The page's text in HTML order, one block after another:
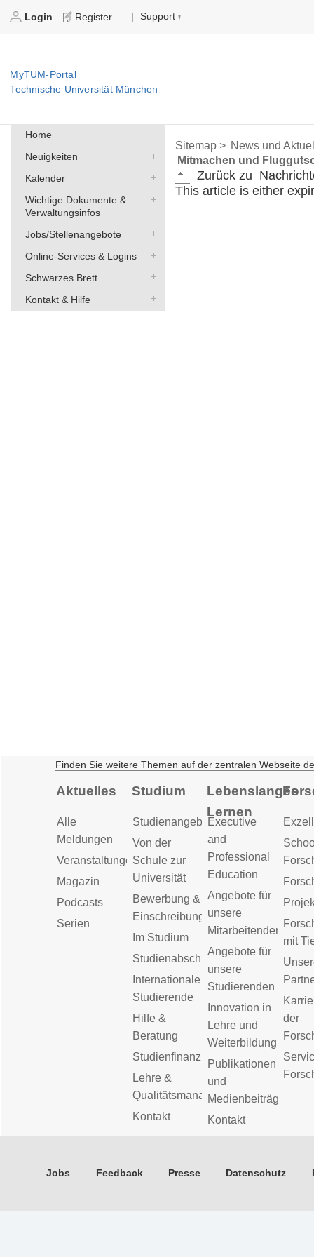
Login Register | Support
MyTUM-Portal
Technische Universität München
Home
Neuigkeiten
Kalender
Wichtige Dokumente &
Verwaltungsinfos
Jobs/Stellenangebote
Online-Services & Logins
Schwarzes Brett
Kontakt & Hilfe
Sitemap > News und
Mitmachen und
Zurück zu
This article is either
Finden Sie weitere Themen auf der zentralen Webseite
Aktuelles
Alle
Meldungen
Veranstaltungen
Magazin
Podcasts
Serien
Studium
Studienangebot
Von der
Schule zur
Universität
Bewerbung &
Einschreibung
Im Studium
Studienabschluss
Internationale
Studierende
Hilfe &
Beratung
Studienfinanzierung
Lehre &
Qualitätsmanagement
Kontakt
Lebenslanges
Lernen
Executive
and
Professional
Education
Angebote für
unsere
Mitarbeitenden
Angebote für
unsere
Studierenden
Innovation in
Lehre und
Weiterbildung
Publikationen
und
Medienbeiträge
Kontakt
mit
der
Jobs Feedback Presse Datenschutz